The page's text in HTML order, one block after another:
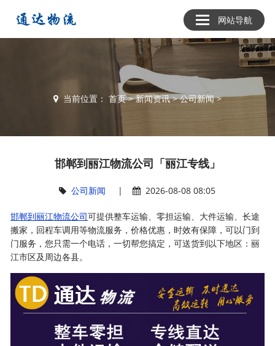
网站导航
当前位置： 首页>新闻资讯>公司新闻>
邯郸到丽江物流公司「丽江专线」
公司新闻 | 2026-08-08 08:05
邯郸到丽江物流公司可提供整车运输、零担运输、大件运输、长途
搬家，回程车调用等物流服务，价格优惠，时效有保障，可以门到
门服务，您只需一个电话，一切帮您搞定，可送货到以下地区：丽
江市区及周边各县。